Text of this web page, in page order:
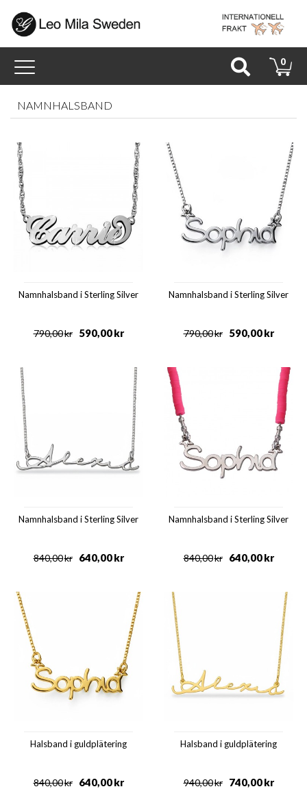
Toggle
navigation
0
NAMNHALSBAND
Namnhalsband i Sterling Silver
kr
790,00 kr
590,00
Namnhalsband i Sterling Silver
kr
790,00 kr
590,00
Namnhalsband i Sterling Silver
kr
840,00 kr
640,00
Namnhalsband i Sterling Silver
kr
840,00 kr
640,00
Halsband i guldplätering
kr
840,00 kr
640,00
Halsband i guldplätering
kr
940,00 kr
740,00